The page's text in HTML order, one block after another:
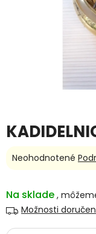
Na sklade
Možnosti
Priemerné
je
0,0
z
5
Neohodnotené